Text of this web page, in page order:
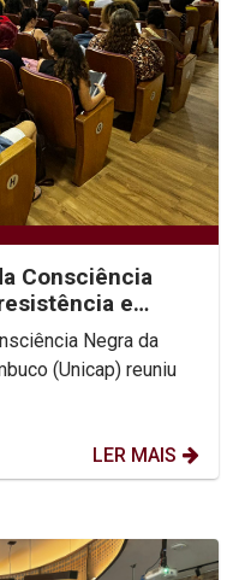
Consciência
e
Negra da
(Unicap) reuniu
LER MAIS